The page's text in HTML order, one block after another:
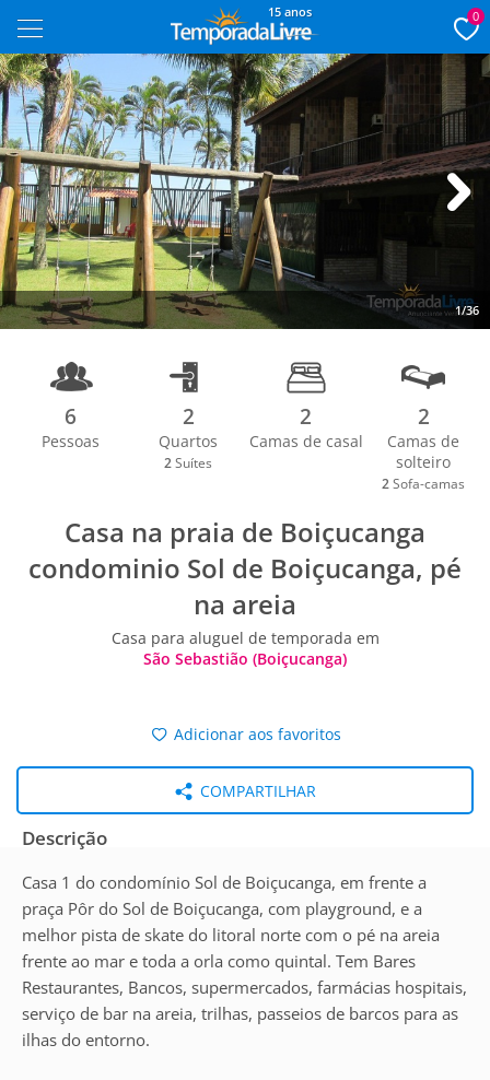
15 anos 0
1/36
6
Pessoas
2
Quartos
2 Suítes
2
Camas de casal
2
Camas de
solteiro
2 Sofa-camas
Casa na praia de Boiçucanga
condominio Sol de Boiçucanga, pé
na areia
Casa para aluguel de temporada em
São Sebastião (Boiçucanga)
Adicionar aos favoritos
COMPARTILHAR
Descrição
Casa 1 do condomínio Sol de Boiçucanga, em frente a
praça Pôr do Sol de Boiçucanga, com playground, e a
melhor pista de skate do litoral norte com o pé na areia
frente ao mar e toda a orla como quintal. Tem Bares
Restaurantes, Bancos, supermercados, farmácias hospitais,
serviço de bar na areia, trilhas, passeios de barcos para as
ilhas do entorno.